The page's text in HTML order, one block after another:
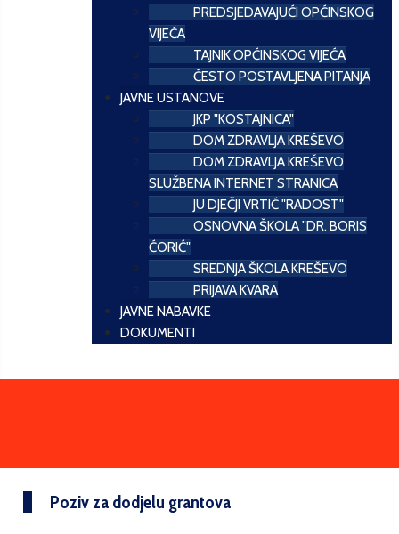
PREDSJEDAVAJUĆI OPĆINSKOG
VIJEĆA
TAJNIK OPĆINSKOG VIJEĆA
ČESTO POSTAVLJENA PITANJA
JAVNE USTANOVE
JKP "KOSTAJNICA"
DOM ZDRAVLJA KREŠEVO
DOM ZDRAVLJA KREŠEVO
SLUŽBENA INTERNET STRANICA
JU DJEČJI VRTIĆ "RADOST"
OSNOVNA ŠKOLA "DR. BORIS
ĆORIĆ"
SREDNJA ŠKOLA KREŠEVO
PRIJAVA KVARA
JAVNE NABAVKE
DOKUMENTI
Poziv za dodjelu grantova